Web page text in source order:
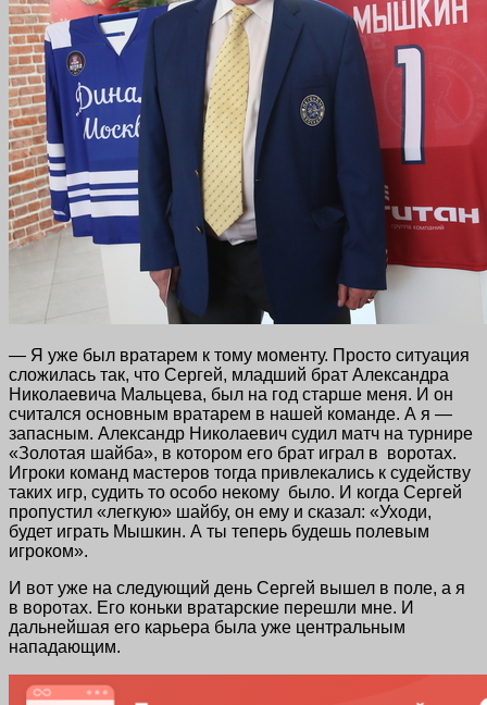
— Я уже был вратарем к тому моменту. Просто ситуация
сложилась так, что Сергей, младший брат Александра
Николаевича Мальцева, был на год старше меня. И он
считался основным вратарем в нашей команде. А я —
запасным. Александр Николаевич судил матч на турнире
«Золотая шайба», в котором его брат играл в воротах.
Игроки команд мастеров тогда привлекались к судейству
таких игр, судить то особо некому было. И когда Сергей
пропустил «легкую» шайбу, он ему и сказал: «Уходи,
будет играть Мышкин. А ты теперь будешь полевым
игроком».
И вот уже на следующий день Сергей вышел в поле, а я
в воротах. Его коньки вратарские перешли мне. И
дальнейшая его карьера была уже центральным
нападающим.